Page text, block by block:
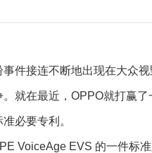
接连不断地出现在大众视
就在最近，OPPO就打赢
必要专利。
VoiceAge EVS 的一件标